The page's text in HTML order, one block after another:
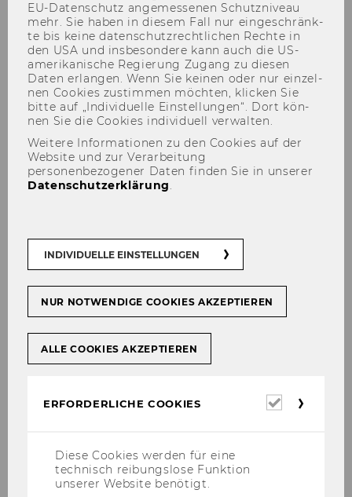
Almedina Camovikj
Almedina Camovikj
+43 1 31336 4274
EU-​Datenschutz an­ge­mes­se­nen Schutz­ni­veau
mehr. Sie haben in die­sem Fall nur ein­ge­schränk­
te bis keine da­ten­schutz­recht­li­chen Rech­te in
den USA und ins­be­son­de­re kann auch die US-​
amerikanische Re­gie­rung Zu­gang zu die­sen
Daten er­lan­gen. Wenn Sie kei­nen oder nur ein­zel­
nen Coo­kies zu­stim­men möch­ten, kli­cken Sie
bitte auf „In­di­vi­du­el­le Ein­stel­lun­gen“. Dort kön­
nen Sie die Coo­kies in­di­vi­du­ell ver­wal­ten.
Weitere Informationen zu den Cookies auf der
Website und zur Verarbeitung
personenbezogener Daten finden Sie in unserer
Datenschutzerklärung
INDIVIDUELLE EINSTELLUNGEN
NUR NOTWENDIGE COOKIES AKZEPTIEREN
ALLE COOKIES AKZEPTIEREN
ERFORDERLICHE COOKIES
Diese Cookies werden für eine
technisch reibungslose Funktion
unserer Website benötigt.